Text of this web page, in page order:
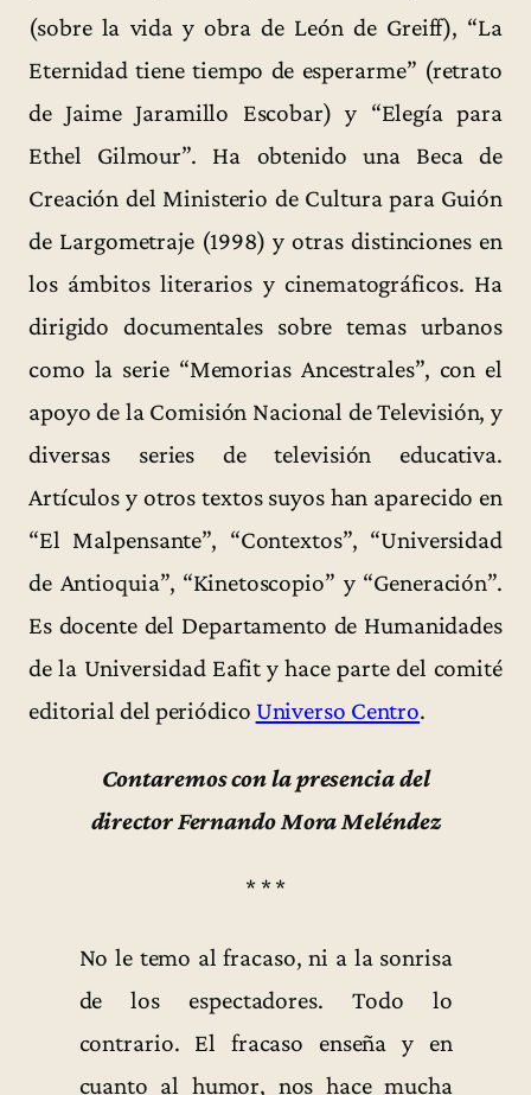
(sobre la vida y obra de León de Greiff), “La
Eternidad tiene tiempo de esperarme” (retrato
de Jaime Jaramillo Escobar) y “Elegía para
Ethel Gilmour”. Ha obtenido una Beca de
Creación del Ministerio de Cultura para Guión
de Largometraje (1998) y otras distinciones en
los ámbitos literarios y cinematográficos. Ha
dirigido documentales sobre temas urbanos
como la serie “Memorias Ancestrales”, con el
apoyo de la Comisión Nacional de Televisión, y
diversas series de televisión educativa.
Artículos y otros textos suyos han aparecido en
“El Malpensante”, “Contextos”, “Universidad
de Antioquia”, “Kinetoscopio” y “Generación”.
Es docente del Departamento de Humanidades
de la Universidad Eafit y hace parte del comité
editorial del periódico Universo Centro.
Contaremos con la presencia del
director Fernando Mora Meléndez
* * *
No le temo al fracaso, ni a la sonrisa
de los espectadores. Todo lo
contrario. El fracaso enseña y en
cuanto al humor, nos hace mucha